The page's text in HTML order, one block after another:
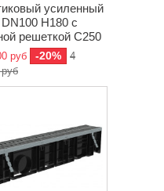
усиленный
DN100 H180 с
решеткой C250
руб -20%
4